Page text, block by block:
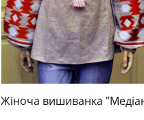
Жіноча вишиванка